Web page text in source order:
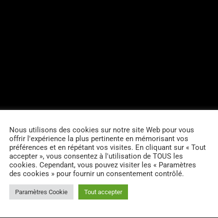
D’ARTICLES (0)
Nous utilisons des cookies sur notre site Web pour vous
offrir l'expérience la plus pertinente en mémorisant vos
préférences et en répétant vos visites. En cliquant sur « Tout
accepter », vous consentez à l'utilisation de TOUS les
cookies. Cependant, vous pouvez visiter les « Paramètres
des cookies » pour fournir un consentement contrôlé.
Paramètres Cookie Tout accepter